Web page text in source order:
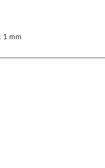
1 mm